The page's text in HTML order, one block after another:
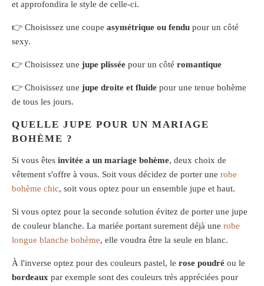
et approfondira le style de celle-ci.
👉 Choisissez une coupe asymétrique ou fendu pour un côté
sexy.
👉 Choisissez une jupe plissée pour un côté romantique
👉 Choisissez une jupe droite et fluide pour une tenue bohème
de tous les jours.
QUELLE JUPE POUR UN MARIAGE
BOHÈME ?
Si vous êtes invitée a un mariage bohème, deux choix de
vêtement s'offre à vous. Soit vous décidez de porter une robe
bohème chic, soit vous optez pour un ensemble jupe et haut.
Si vous optez pour la seconde solution évitez de porter une jupe
de couleur blanche. La mariée portant surement déjà une robe
longue blanche bohème, elle voudra être la seule en blanc.
À l'inverse optez pour des couleurs pastel, le rose poudré ou le
bordeaux par exemple sont des couleurs très appréciées pour